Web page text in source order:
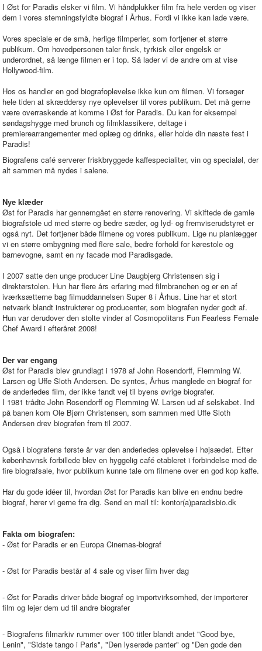
I Øst for Paradis elsker vi film. Vi håndplukker film fra hele verden og viser
dem i vores stemningsfyldte biograf i Århus. Fordi vi ikke kan lade være.
Vores speciale er de små, herlige filmperler, som fortjener et større
publikum. Om hovedpersonen taler finsk, tyrkisk eller engelsk er
underordnet, så længe filmen er i top. Så lader vi de andre om at vise
Hollywood-film.
Hos os handler en god biografoplevelse ikke kun om filmen. Vi forsøger
hele tiden at skræddersy nye oplevelser til vores publikum. Det må gerne
være overraskende at komme i Øst for Paradis. Du kan for eksempel
søndagshygge med brunch og filmklassikere, deltage i
premierearrangementer med oplæg og drinks, eller holde din næste fest i
Paradis!
Biografens café serverer friskbryggede kaffespecialiter, vin og specialøl, der
alt sammen må nydes i salene.
Nye klæder
Øst for Paradis har gennemgået en større renovering. Vi skiftede de gamle
biografstole ud med større og bedre sæder, og lyd- og fremviserudstyret er
også nyt. Det fortjener både filmene og vores publikum. Lige nu planlægger
vi en større ombygning med flere sale, bedre forhold for kørestole og
barnevogne, samt en ny facade mod Paradisgade.
I 2007 satte den unge producer Line Daugbjerg Christensen sig i
direktørstolen. Hun har flere års erfaring med filmbranchen og er en af
iværksætterne bag filmuddannelsen Super 8 i Århus. Line har et stort
netværk blandt instruktører og producenter, som biografen nyder godt af.
Hun var derudover den stolte vinder af Cosmopolitans Fun Fearless Female
Chef Award i efteråret 2008!
Der var engang
Øst for Paradis blev grundlagt i 1978 af John Rosendorff, Flemming W.
Larsen og Uffe Sloth Andersen. De syntes, Århus manglede en biograf for
de anderledes film, der ikke fandt vej til byens øvrige biografer.
I 1981 trådte John Rosendorff og Flemming W. Larsen ud af selskabet. Ind
på banen kom Ole Bjørn Christensen, som sammen med Uffe Sloth
Andersen drev biografen frem til 2007.
Også i biografens første år var den anderledes oplevelse i højsædet. Efter
københavnsk forbillede blev en hyggelig café etableret i forbindelse med de
fire biografsale, hvor publikum kunne tale om filmene over en god kop kaffe.
Har du gode idéer til, hvordan Øst for Paradis kan blive en endnu bedre
biograf, hører vi gerne fra dig. Send en mail til: kontor(a)paradisbio.dk
Fakta om biografen:
- Øst for Paradis er en Europa Cinemas-biograf
- Øst for Paradis består af 4 sale og viser film hver dag
- Øst for Paradis driver både biograf og importvirksomhed, der importerer
film og lejer dem ud til andre biografer
- Biografens filmarkiv rummer over 100 titler blandt andet "Good bye,
Lenin", "Sidste tango i Paris", "Den lyserøde panter" og "Den gode den